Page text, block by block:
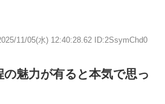
11/05(水) 12:40:28.62 ID:2SsymChd0
魅力が有ると本気で思っ